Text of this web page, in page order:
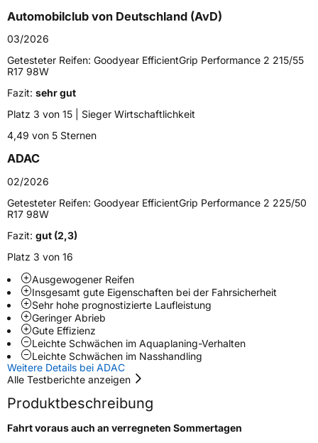
FahrzeugtypPKW
Verwendung
Modellname EfficientGrip Performance 2
Fahrzeugart
Weitere Eigenschaften
Zustand
Verstärkt
EU Label
EffizienzB
Nasshaftung A
Rollgeräusch (Klasse)A
Rollgeräusch (dB)69
FahrzeugklasseC1
Automobilclub von Deutschland (AvD)
03/2026
Getesteter Reifen: Goodyear EfficientGrip Performance 2 215/55
R17 98W
Fazit: sehr gut
Platz 3 von 15 | Sieger Wirtschaftlichkeit
4,49 von 5 Sternen
ADAC
02/2026
Getesteter Reifen: Goodyear EfficientGrip Performance 2 225/50
R17 98W
Fazit: gut (2,3)
Platz 3 von 16
Ausgewogener Reifen
Insgesamt gute Eigenschaften bei der Fahrsicherheit
Sehr hohe prognostizierte Laufleistung
Geringer Abrieb
Gute Effizienz
Leichte Schwächen im Aquaplaning-Verhalten
Leichte Schwächen im Nasshandling
Weitere Details bei ADAC
Alle Testberichte anzeigen
Produktbeschreibung
Fahrt voraus auch an verregneten Sommertagen